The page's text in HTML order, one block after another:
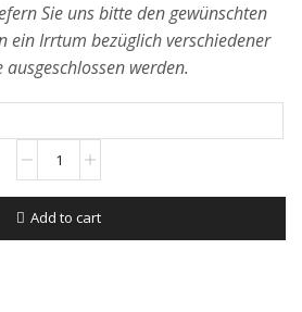
Sie uns bitte den gewünschten
ein Irrtum bezüglich verschiedener
werden.
Add to cart